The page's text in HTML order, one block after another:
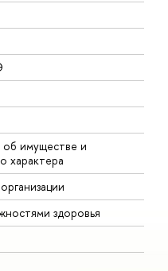
об имуществе и
характера
здоровья